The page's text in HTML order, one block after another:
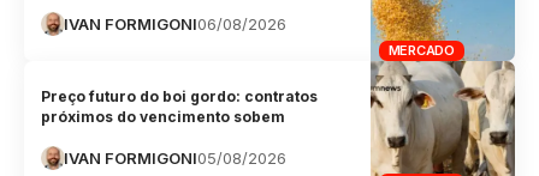
MERCADO
IVAN FORMIGONI06/08/2026
Preço futuro do boi gordo: contratos
próximos do vencimento sobem
IVAN FORMIGONI05/08/2026